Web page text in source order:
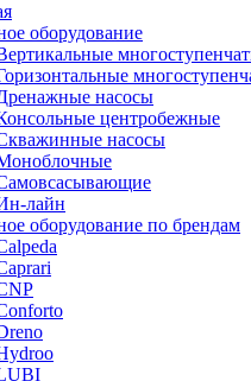
оборудование
насосы
центробежные
насосы
лайн
оборудование по брендам